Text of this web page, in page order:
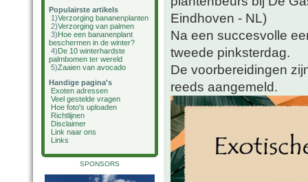
Populairste artikels
1)Verzorging bananenplanten
2)Verzorging van palmen
3)Hoe een bananenplant
beschermen in de winter?
4)De 10 winterhardste
palmbomen ter wereld
5)Zaaien van avocado
Handige pagina's
Exoten adressen
Veel gestelde vragen
Hoe foto's uploaden
Richtlijnen
Disclaimer
Link naar ons
Links
SPONSORS
Eindhoven - NL)
Na een succesvolle
tweede pinksterdag.
De voorbereidingen
reeds aangemeld.